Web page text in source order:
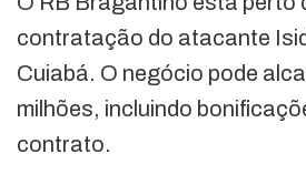
contratação do atacante
Cuiabá. O negócio pode
milhões, incluindo
contrato.